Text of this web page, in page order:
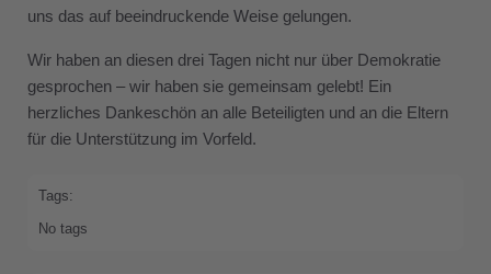
uns das auf beeindruckende Weise gelungen.
Wir haben an diesen drei Tagen nicht nur über Demokratie
gesprochen – wir haben sie gemeinsam gelebt! Ein
herzliches Dankeschön an alle Beteiligten und an die Eltern
für die Unterstützung im Vorfeld.
Tags:
No tags